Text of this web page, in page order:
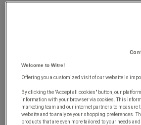
Welcome to Witre!
Offering you a customized visit of our website is
By clicking the "Accept all cookies" button, our
information with your browser via cookies. This
marketing team and our internet partners to measure
website and to analyze your shopping preferences.
products that are even more tailored to your needs